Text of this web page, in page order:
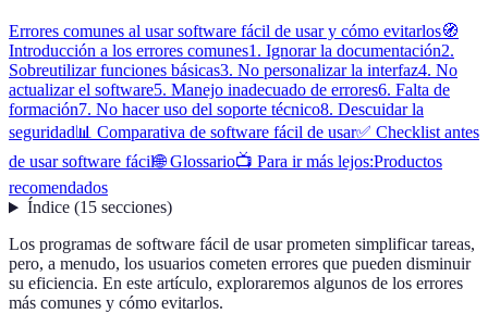
Errores comunes al usar software fácil de usar y cómo evitarlos🧭
Introducción a los errores comunes1. Ignorar la documentación2.
Sobreutilizar funciones básicas3. No personalizar la interfaz4. No
actualizar el software5. Manejo inadecuado de errores6. Falta de
formación7. No hacer uso del soporte técnico8. Descuidar la
seguridad📊 Comparativa de software fácil de usar✅ Checklist antes
de usar software fácil🌐 Glossario📺 Para ir más lejos:Productos
recomendados
Índice(15 secciones)
Los programas de software fácil de usar prometen simplificar tareas,
pero, a menudo, los usuarios cometen errores que pueden disminuir
su eficiencia. En este artículo, exploraremos algunos de los errores
más comunes y cómo evitarlos.